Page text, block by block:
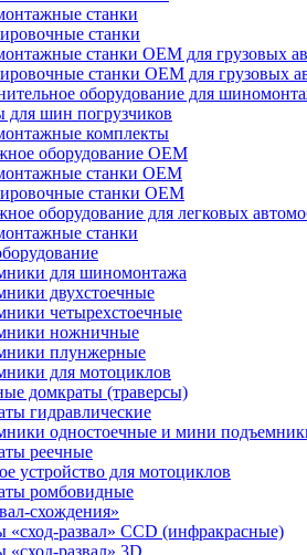
станки
станки
станки ОЕМ для грузовых
станки ОЕМ для грузовых
оборудование для
для шин погрузчиков
комплекты
оборудование ОЕМ
станки ОЕМ
станки ОЕМ
оборудование для легковых
станки
для шиномонтажа
двухстоечные
четырехстоечные
ножничные
плунжерные
для мотоциклов
домкраты (траверсы)
гидравлические
одностоечные и мини
реечные
устройство для мотоциклов
ромбовидные
схождения»
«сход-развал» CCD (инфракрасные)
«сход-развал» 3D